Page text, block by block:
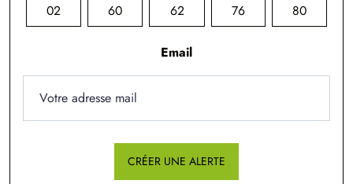
02 60 62 76 80
Email
CRÉER UNE ALERTE